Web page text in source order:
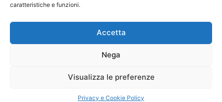
caratteristiche e funzioni.
Accetta
Nega
Visualizza le preferenze
Privacy e Cookie Policy
ORARI
Sabato: 8:00 – 12:00